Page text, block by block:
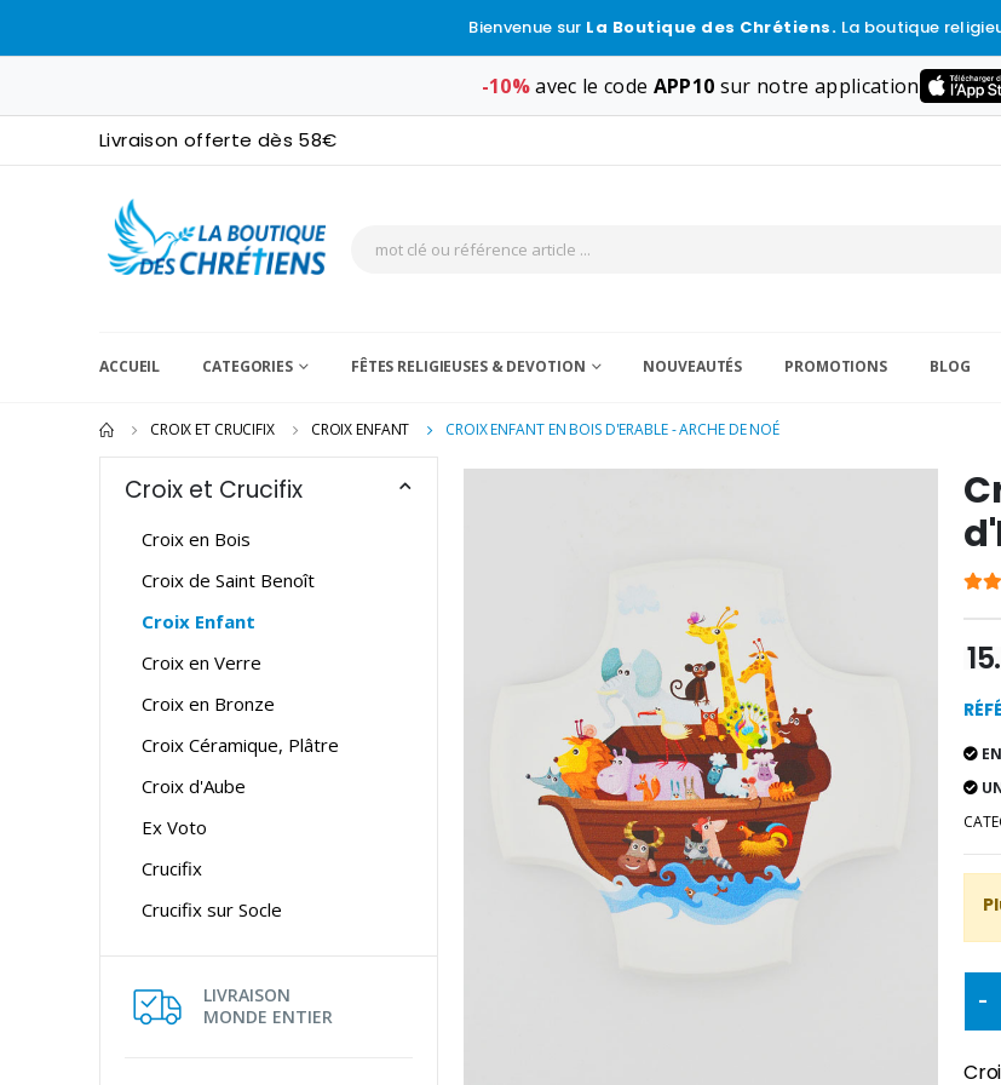
Bienvenue sur La Boutique des Chrétiens. La boutique
-10%avec le code APP10 sur notre application
Livraison offerte dès 58€
ACCUEIL CATEGORIES FÊTES RELIGIEUSES & DEVOTION NOUVEAUTÉS PROMOTIONS BLOG
CROIX ET CRUCIFIX CROIX ENFANT CROIX ENFANT EN BOIS D'ERABLE - ARCHE DE NOÉ
Croix et Crucifix
Croix en Bois
Croix de Saint Benoît
Croix Enfant
Croix en Verre
Croix en Bronze
Croix Céramique, Plâtre
Croix d'Aube
Ex Voto
Crucifix
Crucifix sur Socle
LIVRAISON
MONDE ENTIER
-